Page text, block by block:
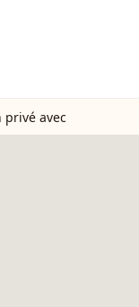
privé avec